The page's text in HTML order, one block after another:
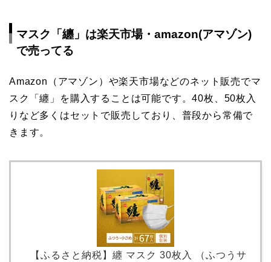
マスク「纏」は楽天市場・amazon(アマゾン)
で売ってる
Amazon（アマゾン）や楽天市場などのネット販売でマ
スク「纏」を購入することは可能です。40枚、50枚入
りなど多くはセットで販売しており、普段から常備で
きます。
【ふるさと納税】纏 マスク 30枚入 （ふつうサ